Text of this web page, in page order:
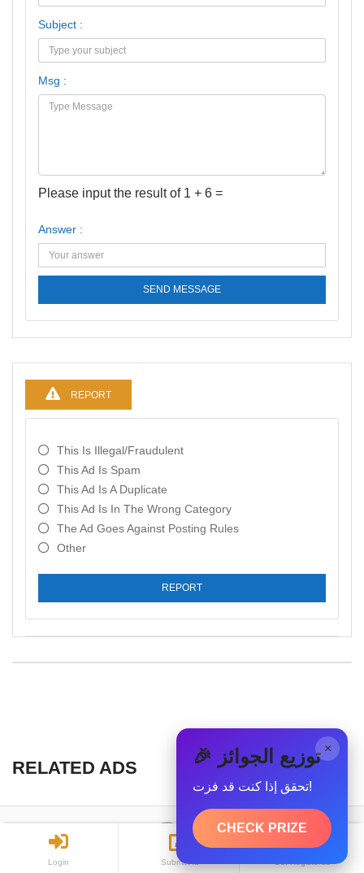
Login Submit Ad
Subject :
Msg :
Please input the result of 1 + 6 =
Answer :
SEND MESSAGE
REPORT
This Is Illegal/fraudulent
This Ad Is Spam
This Ad Is A Duplicate
This Ad Is In The Wrong Category
The Ad Goes Against Posting Rules
Other
REPORT
RELATED ADS
All copyrights reserved © 2019 - WasetEgypt
× 🎉 توزيع الجوائز
تحقق إذا كنت قد فزت!
CHECK PRIZE